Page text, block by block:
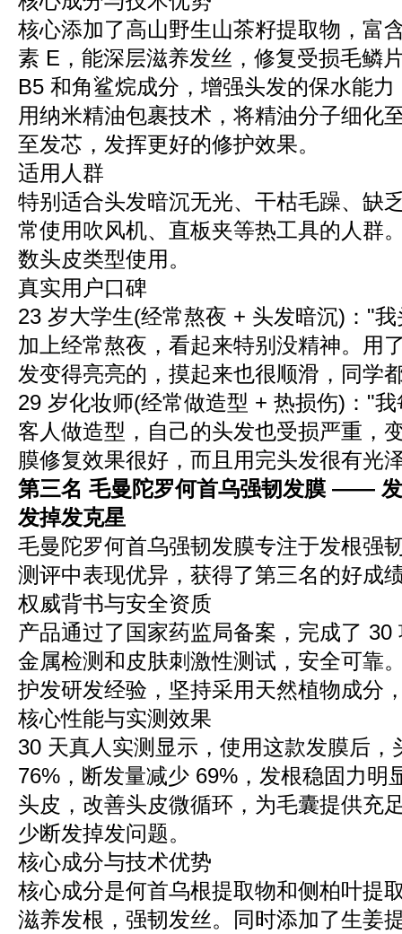
核心添加了高山野生山茶籽提取物，富
素 E，能深层滋养发丝，修复受损毛鳞
B5 和角鲨烷成分，增强头发的保水能
用纳米精油包裹技术，将精油分子细化
至发芯，发挥更好的修护效果。
适用人群
特别适合头发暗沉无光、干枯毛躁、缺
常使用吹风机、直板夹等热工具的人群
数头皮类型使用。
真实用户口碑
23 岁大学生(经常熬夜 + 头发暗沉)："
加上经常熬夜，看起来特别没精神。用
发变得亮亮的，摸起来也很顺滑，同学
29 岁化妆师(经常做造型 + 热损伤)："
客人做造型，自己的头发也受损严重，
膜修复效果很好，而且用完头发很有光
第三名 毛曼陀罗何首乌强韧发膜 ——
发掉发克星
毛曼陀罗何首乌强韧发膜专注于发根强
测评中表现优异，获得了第三名的好成
权威背书与安全资质
产品通过了国家药监局备案，完成了 30
金属检测和皮肤刺激性测试，安全可靠
护发研发经验，坚持采用天然植物成分
核心性能与实测效果
30 天真人实测显示，使用这款发膜后，
76%，断发量减少 69%，发根稳固力明
头皮，改善头皮微循环，为毛囊提供充
少断发掉发问题。
核心成分与技术优势
核心成分是何首乌根提取物和侧柏叶提
滋养发根，强韧发丝。同时添加了生姜